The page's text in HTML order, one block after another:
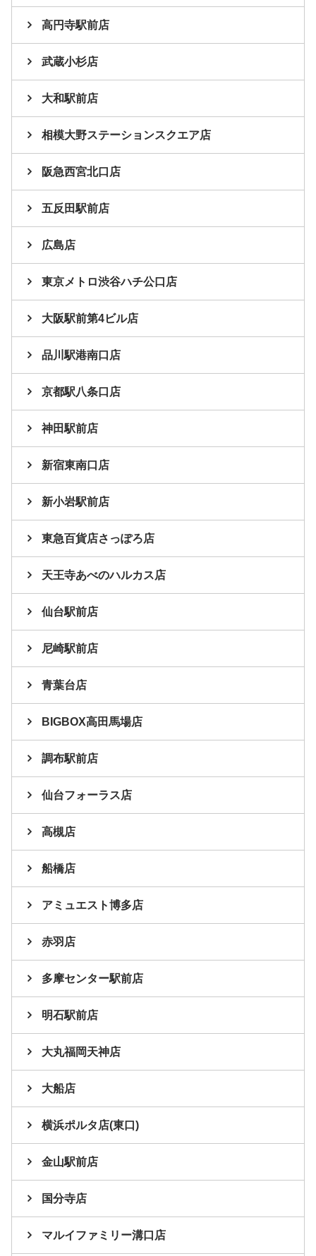
高円寺駅前店
武蔵小杉店
大和駅前店
相模大野ステーションスクエア店
阪急西宮北口店
五反田駅前店
広島店
東京メトロ渋谷ハチ公口店
大阪駅前第4ビル店
品川駅港南口店
京都駅八条口店
神田駅前店
新宿東南口店
新小岩駅前店
東急百貨店さっぽろ店
天王寺あべのハルカス店
仙台駅前店
尼崎駅前店
青葉台店
BIGBOX高田馬場店
調布駅前店
仙台フォーラス店
高槻店
船橋店
アミュエスト博多店
赤羽店
多摩センター駅前店
明石駅前店
大丸福岡天神店
大船店
横浜ポルタ店(東口)
金山駅前店
国分寺店
マルイファミリー溝口店